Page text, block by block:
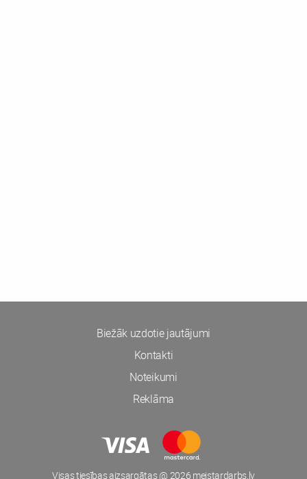
Biežāk uzdotie jautājumi
Kontakti
Noteikumi
Reklāma
Visas tiesības aizsargātas @ 2026 meistardarbs.lv